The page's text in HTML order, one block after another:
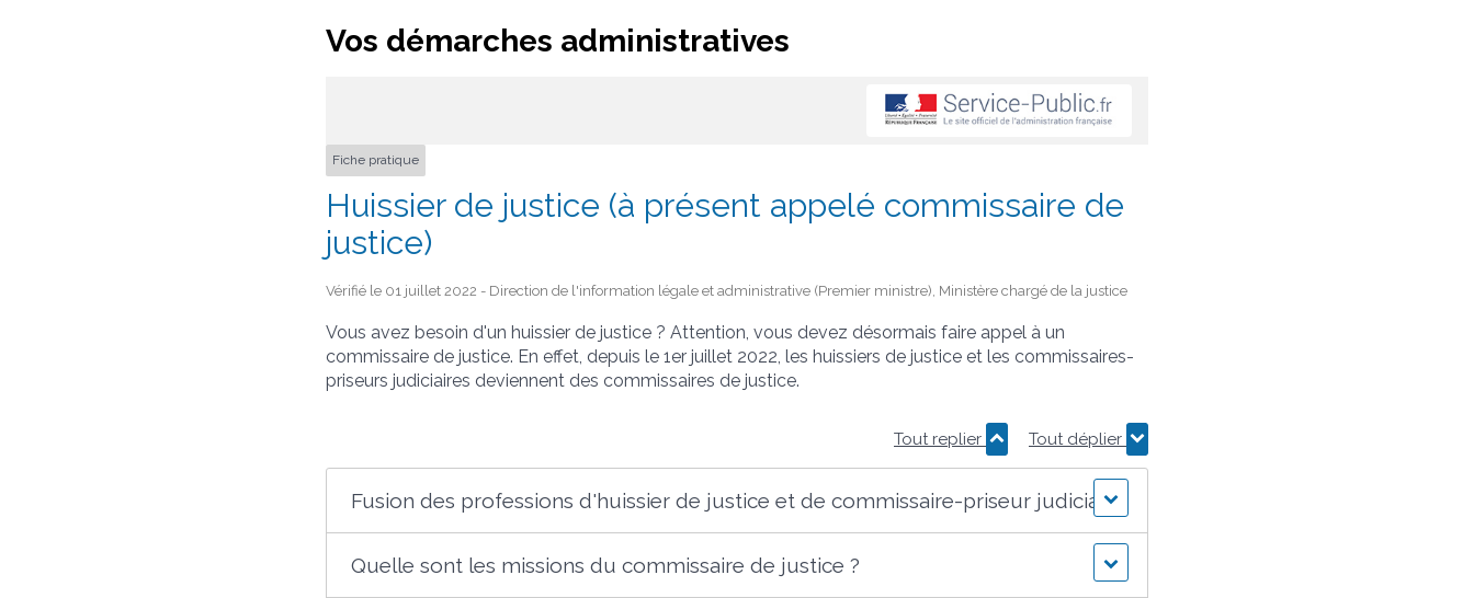
Vos démarches administratives
Fiche pratique
Huissier de justice (à présent appelé commissaire de
justice)
Vérifié le 01 juillet 2022 - Direction de l'information légale et administrative (Premier ministre), Ministère chargé de la justice
Vous avez besoin d'un huissier de justice ? Attention, vous devez désormais faire appel à un
commissaire de justice. En effet, depuis le 1 er juillet 2022, les huissiers de justice et les commissaires-
priseurs judiciaires deviennent des commissaires de justice.
Tout replier Tout déplier
Fusion des professions d'huissier de justice et de commissaire-priseur judiciaire
Quelle sont les missions du commissaire de justice ?